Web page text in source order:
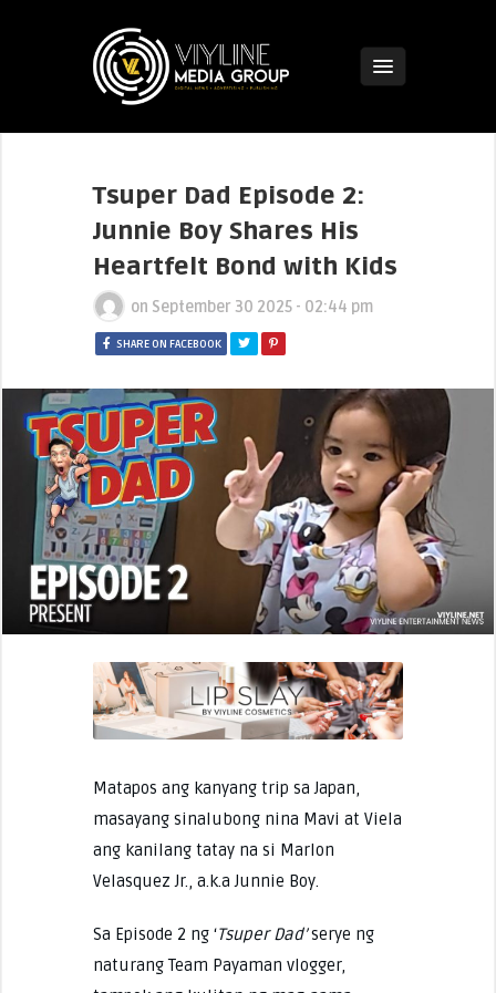
Tsuper Dad Episode 2:
Junnie Boy Shares His
Heartfelt Bond with Kids
on September 30 2025 - 02:44 pm
SHARE ON FACEBOOK
Matapos ang kanyang trip sa Japan,
masayang sinalubong nina Mavi at Viela
ang kanilang tatay na si Marlon
Velasquez Jr., a.k.a Junnie Boy.
Sa Episode 2 ng ‘Tsuper Dad’serye ng
naturang Team Payaman vlogger,